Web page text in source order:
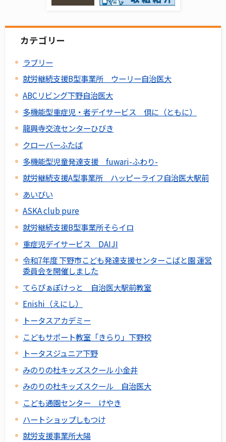
カテゴリー
ラブリー
就労継続支援B型事業所 ウーリー自治医大
ABCリビング下野自治医大
多機能型重症児・者デイサービス 倶に（ともに）
龍興寺交流センターひびき
クローバーふたば
多機能型児童発達支援 fuwari-ふわり-
就労継続支援A型事業所 ハッピーライフ自治医大駅前
あいびい
ASKA club pure
就労継続支援B型事業所そらイロ
重症児デイサービス DAIJI
令和7年度 下野市こども発達支援センターこばと園 運営
委員会を開催しました
てらぴぁぽけっと 自治医大駅前教室
Enishi（えにし）
トータスアカデミー
こどもサポート教室「きらり」下野校
トータスジュニア下野
みのりの杜キッズスクール 小金井
みのりの杜キッズスクール 自治医大
こども通園センター けやき
ハートショップしもつけ
就労支援事業所大陽